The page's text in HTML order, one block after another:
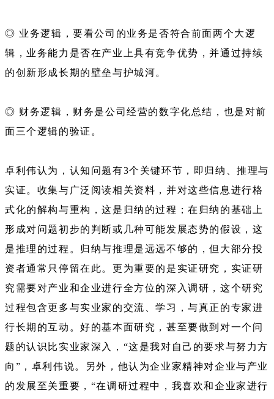
◎ 业务逻辑，要看公司的业务是否符合前面两个大逻
辑，业务能力是否在产业上具有竞争优势，并通过持续
的创新形成长期的壁垒与护城河。
◎ 财务逻辑，财务是公司经营的数字化总结，也是对前
面三个逻辑的验证。
卓利伟认为，认知问题有3个关键环节，即归纳、推理与
实证。收集与广泛阅读相关资料，并对这些信息进行格
式化的解构与重构，这是归纳的过程；在归纳的基础上
形成对问题初步的判断或几种可能发展态势的假设，这
是推理的过程。归纳与推理是远远不够的，但大部分投
资者通常只停留在此。更为重要的是实证研究，实证研
究需要对产业和企业进行全方位的深入调研，这个研究
过程包含更多与实业家的交流、学习，与真正的专家进
行长期的互动。好的基本面研究，甚至要做到对一个问
题的认识比实业家深入，“这是我对自己的要求与努力方
向”，卓利伟说。另外，他认为企业家精神对企业与产业
的发展至关重要，“在调研过程中，我喜欢和企业家进行